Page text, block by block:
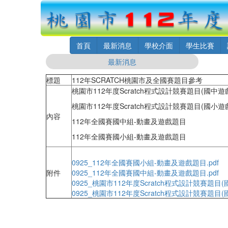
首頁 最新消息 學校介面 學生比賽
最新消息
標題
112年SCRATCH桃園市及全國賽題目參考
內容
桃園市112年度Scratch程式設計競賽題目(國中遊
桃園市112年度Scratch程式設計競賽題目(國小遊
112年全國賽國中組-動畫及遊戲題目
112年全國賽國小組-動畫及遊戲題目
附件
0925_112年全國賽國小組-動畫及遊戲題目.pdf
0925_112年全國賽國中組-動畫及遊戲題目.pdf
0925_桃園市112年度Scratch程式設計競賽題目(
0925_桃園市112年度Scratch程式設計競賽題目(